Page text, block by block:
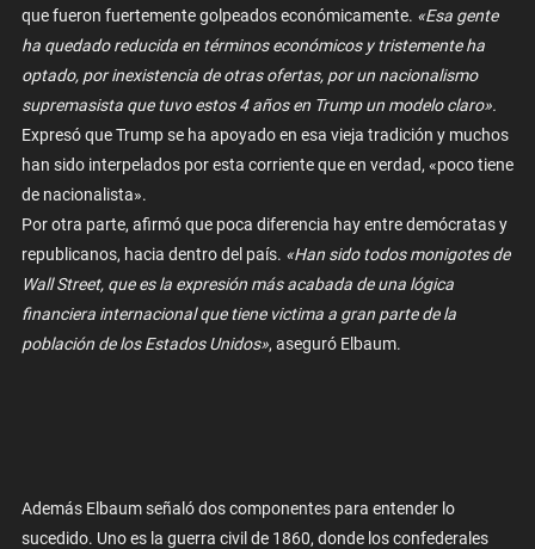
que fueron fuertemente golpeados económicamente. «Esa gente
ha quedado reducida en términos económicos y tristemente ha
optado, por inexistencia de otras ofertas, por un nacionalismo
supremasista que tuvo estos 4 años en Trump un modelo claro».
Expresó que Trump se ha apoyado en esa vieja tradición y muchos
han sido interpelados por esta corriente que en verdad, «poco tiene
de nacionalista».
Por otra parte, afirmó que poca diferencia hay entre demócratas y
republicanos, hacia dentro del país. «Han sido todos monigotes de
Wall Street, que es la expresión más acabada de una lógica
financiera internacional que tiene victima a gran parte de la
población de los Estados Unidos», aseguró Elbaum.
Además Elbaum señaló dos componentes para entender lo
sucedido. Uno es la guerra civil de 1860, donde los confederales